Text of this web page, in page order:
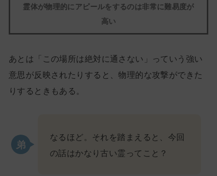
霊体が物理的にアピールをするのは非常に難易度が
高い
あとは「この場所は絶対に通さない」っていう強い
意思が反映されたりすると、物理的な攻撃ができた
りするときもある。
なるほど。それを踏まえると、今回
の話はかなり古い霊ってこと？